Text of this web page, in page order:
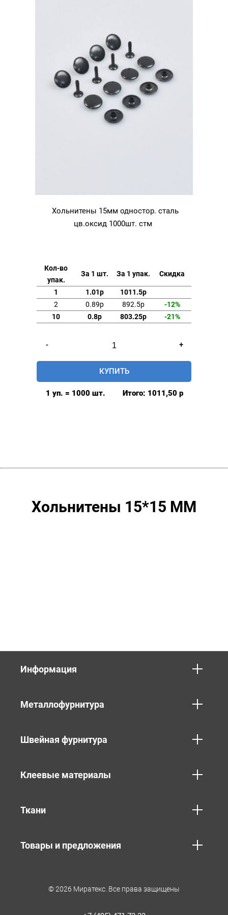
Хольнитены 15мм одностор. сталь
цв.оксид 1000шт. стм
Кол-во
упак.
За 1 шт. За 1 упак. Скидка
1 1.01р
1011.5р
2
0.89р 892.5р
-12%
10
0.8р 803.25р -21%
-
товара
Хольнитены
15мм
одностор.
+
КУПИТЬ
1 уп. = 1000 шт. Итого: 1011,50 р
Хольнитены 15*15 ММ
Информация
Металлофурнитура
Швейная фурнитура
Клеевые материалы
Ткани
Товары и предложения
© 2026 Миратекс. Все права защищены